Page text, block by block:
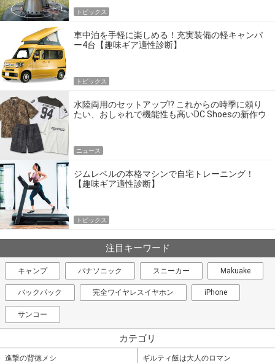
トピックス
車中泊を手軽に楽しめる！充実装備の軽キャンパ
ー4台【趣味ギア適性診断】
トピックス
水陸両用のセットアップ!? これからの時季に頼り
たい、おしゃれで機能性も高いDC Shoesの新作ウ
ニュース
ジムレベルの本格マシンで自宅トレーニング！
【趣味ギア適性診断】
トピックス
注目キーワード
キャンプ パナソニック スニーカー Makuake
バックパック 完全ワイヤレスイヤホン iPhone
サンコー
カテゴリ
進撃の背徳メシ ギルティ飯は大人のロマン